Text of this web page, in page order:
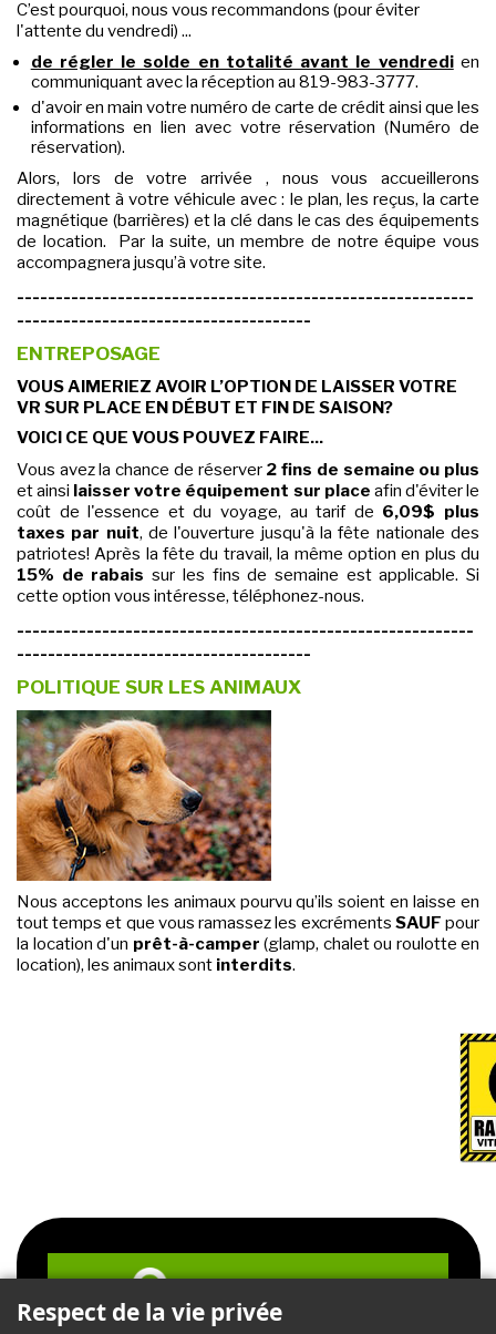
C’est pourquoi, nous vous recommandons (pour éviter
l'attente du vendredi) ...
de régler le solde en totalité avant le vendredi en
communiquant avec la réception au 819-983-3777.
d'avoir en main votre numéro de carte de crédit ainsi que les
informations en lien avec votre réservation (Numéro de
réservation).
Alors, lors de votre arrivée , nous vous accueillerons
directement à votre véhicule avec : le plan, les reçus, la carte
magnétique (barrières) et la clé dans le cas des équipements
de location. Par la suite, un membre de notre équipe vous
accompagnera jusqu’à votre site.
-----------------------------------------------------------
--------------------------------------
ENTREPOSAGE
VOUS AIMERIEZ AVOIR L’OPTION DE LAISSER VOTRE
VR SUR PLACE EN DÉBUT ET FIN DE SAISON?
VOICI CE QUE VOUS POUVEZ FAIRE...
Vous avez la chance de réserver 2 fins de semaine ou plus
et ainsi laisser votre équipement sur place afin d'éviter le
coût de l'essence et du voyage, au tarif de 6,09$ plus
taxes par nuit, de l'ouverture jusqu'à la fête nationale des
patriotes! Après la fête du travail, la même option en plus du
15% de rabaissur les fins de semaine est applicable. Si
cette option vous intéresse, téléphonez-nous.
-----------------------------------------------------------
--------------------------------------
POLITIQUE SUR LES ANIMAUX
Nous acceptons les animaux pourvu qu’ils soient en laisse en
tout temps et que vous ramassez les excréments SAUF pour
la location d'un prêt-à-camper (glamp, chalet ou roulotte en
location), les animaux sont interdits.
CONSULTEZ LE PLAN DU
CAMPING
Respect de la vie privée